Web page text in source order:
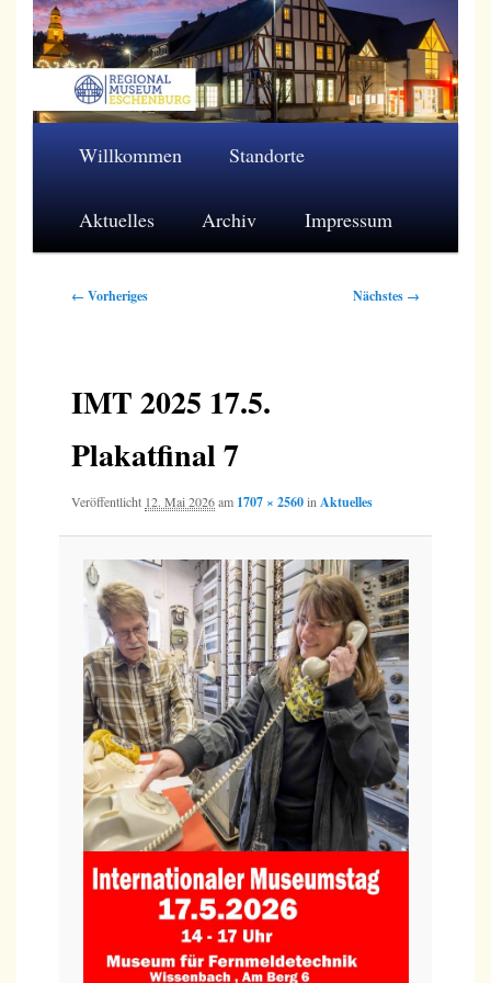
Zum
primären
Inhalt
Regionalmuseum Eschenburg e.V.
Willkommen Standorte
Aktuelles Archiv Impressum
Bilder-
← Vorheriges Nächstes →
IMT 2025 17.5.
Plakatfinal 7
Veröffentlicht 12. Mai 2026am 1707 × 2560in Aktuelles